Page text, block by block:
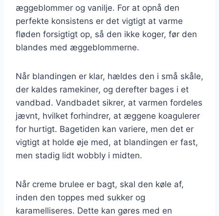
æggeblommer og vanilje. For at opnå den
perfekte konsistens er det vigtigt at varme
fløden forsigtigt op, så den ikke koger, før den
blandes med æggeblommerne.
Når blandingen er klar, hældes den i små skåle,
der kaldes ramekiner, og derefter bages i et
vandbad. Vandbadet sikrer, at varmen fordeles
jævnt, hvilket forhindrer, at æggene koagulerer
for hurtigt. Bagetiden kan variere, men det er
vigtigt at holde øje med, at blandingen er fast,
men stadig lidt wobbly i midten.
Når creme brulee er bagt, skal den køle af,
inden den toppes med sukker og
karamelliseres. Dette kan gøres med en